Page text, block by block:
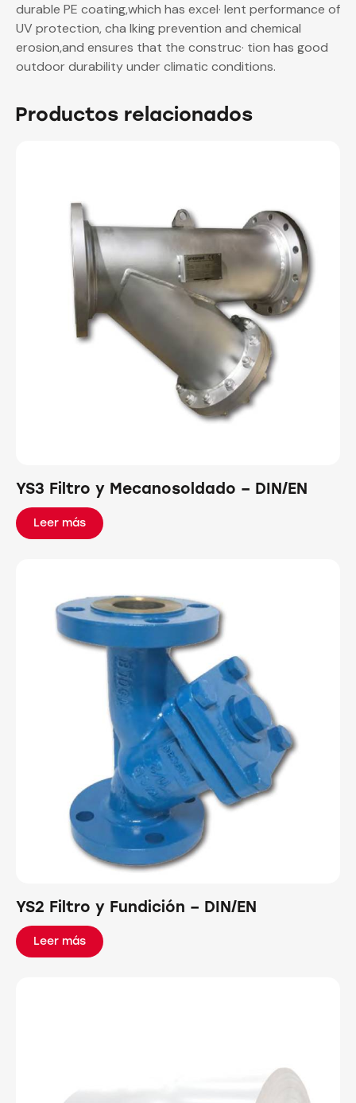
durable PE coating,which has excel· lent performance of
UV protection, cha lking prevention and chemical
erosion,and ensures that the construc· tion has good
outdoor durability under climatic conditions.
Productos relacionados
YS3 Filtro y Mecanosoldado – DIN/EN
Leer más
YS2 Filtro y Fundición – DIN/EN
Leer más